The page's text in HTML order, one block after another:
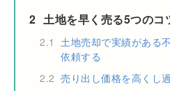
2 土地を早く売る5つのコ
2.1
土地売却で実績がある
依頼する
2.2 売り出し価格を高くし